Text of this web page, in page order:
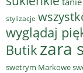
stylizacje
wyglądaj
Butik zara
swetrym Markowe